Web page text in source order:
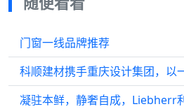
门窗一线品牌推荐